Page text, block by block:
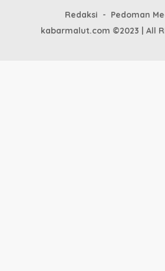
Redaksi
Pedoman
kabarmalut.com ©2023 | All